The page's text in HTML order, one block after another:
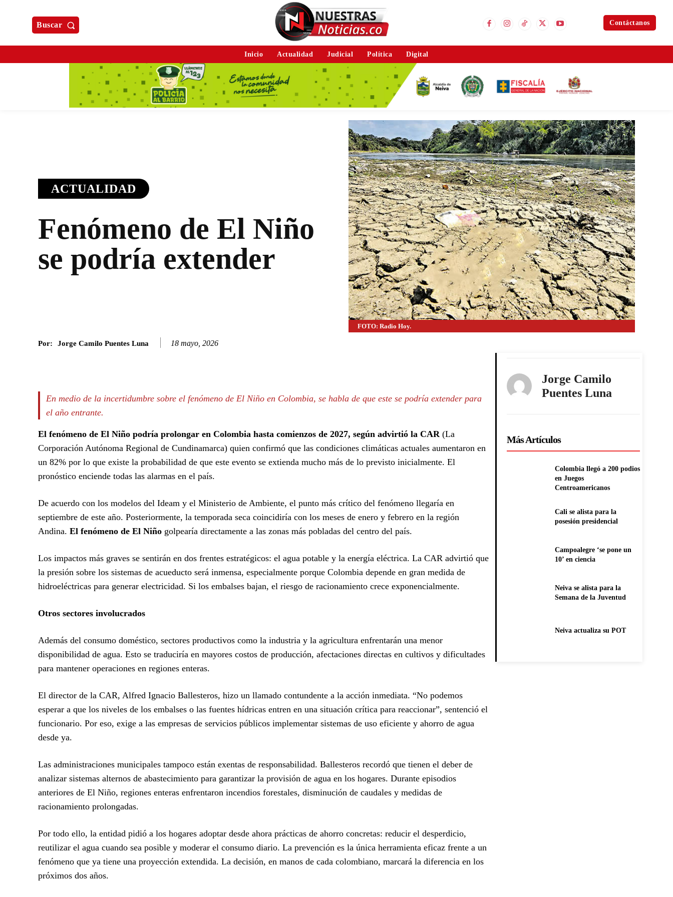
Buscar Contáctanos
Inicio Actualidad Judicial Política Digital
ACTUALIDAD
Fenómeno de El Niño
se podría extender
FOTO: Radio Hoy.
Por: Jorge Camilo Puentes Luna 18 mayo, 2026
En medio de la incertidumbre sobre el fenómeno de El Niño en Colombia, se habla de que este se podría extender para
el año entrante.
El fenómeno de El Niño podría prolongar en Colombia hasta comienzos de 2027, según advirtió la CAR (La
Corporación Autónoma Regional de Cundinamarca) quien confirmó que las condiciones climáticas actuales aumentaron en
un 82% por lo que existe la probabilidad de que este evento se extienda mucho más de lo previsto inicialmente. El
pronóstico enciende todas las alarmas en el país.
De acuerdo con los modelos del Ideam y el Ministerio de Ambiente, el punto más crítico del fenómeno llegaría en
septiembre de este año. Posteriormente, la temporada seca coincidiría con los meses de enero y febrero en la región
Andina. El fenómeno de El Niño golpearía directamente a las zonas más pobladas del centro del país.
Los impactos más graves se sentirán en dos frentes estratégicos: el agua potable y la energía eléctrica. La CAR advirtió que
la presión sobre los sistemas de acueducto será inmensa, especialmente porque Colombia depende en gran medida de
hidroeléctricas para generar electricidad. Si los embalses bajan, el riesgo de racionamiento crece exponencialmente.
Otros sectores involucrados
Además del consumo doméstico, sectores productivos como la industria y la agricultura enfrentarán una menor
disponibilidad de agua. Esto se traduciría en mayores costos de producción, afectaciones directas en cultivos y dificultades
para mantener operaciones en regiones enteras.
El director de la CAR, Alfred Ignacio Ballesteros, hizo un llamado contundente a la acción inmediata. “No podemos
esperar a que los niveles de los embalses o las fuentes hídricas entren en una situación crítica para reaccionar”, sentenció el
funcionario. Por eso, exige a las empresas de servicios públicos implementar sistemas de uso eficiente y ahorro de agua
desde ya.
Las administraciones municipales tampoco están exentas de responsabilidad. Ballesteros recordó que tienen el deber de
analizar sistemas alternos de abastecimiento para garantizar la provisión de agua en los hogares. Durante episodios
anteriores de El Niño, regiones enteras enfrentaron incendios forestales, disminución de caudales y medidas de
racionamiento prolongadas.
Por todo ello, la entidad pidió a los hogares adoptar desde ahora prácticas de ahorro concretas: reducir el desperdicio,
reutilizar el agua cuando sea posible y moderar el consumo diario. La prevención es la única herramienta eficaz frente a un
fenómeno que ya tiene una proyección extendida. La decisión, en manos de cada colombiano, marcará la diferencia en los
próximos dos años.
Jorge Camilo
Puentes Luna
Más Artículos
Colombia llegó a 200 podios
en Juegos
Centroamericanos
Cali se alista para la
posesión presidencial
Campoalegre ‘se pone un
10’ en ciencia
Neiva se alista para la
Semana de la Juventud
Neiva actualiza su POT